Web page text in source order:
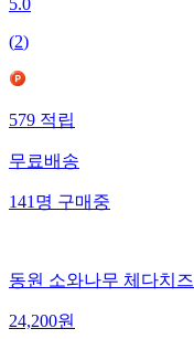
5.0
(2)
579적립
무료배송
141명구매중
동원 소와나무 체다치
24,200원